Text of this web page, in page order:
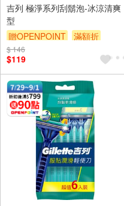
吉列 極淨系列刮鬍泡-冰涼清爽
型
贈OPENPOINT
滿額折
贈$200
$ 146
$119